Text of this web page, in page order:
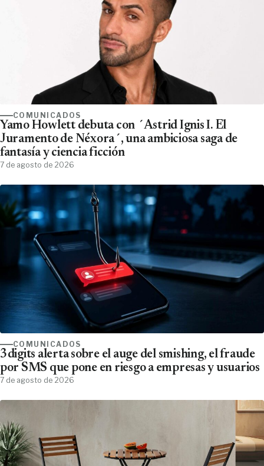
COMUNICADOS
Yamo Howlett debuta con ´Astrid Ignis I. El
Juramento de Néxora´, una ambiciosa saga de
fantasía y ciencia ficción
7 de agosto de 2026
COMUNICADOS
3digits alerta sobre el auge del smishing, el fraude
por SMS que pone en riesgo a empresas y usuarios
7 de agosto de 2026